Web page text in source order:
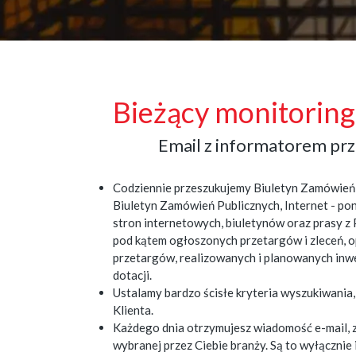
Bieżący
Email z informatorem
Codziennie przeszukujemy Biuletyn
Biuletyn Zamówień Publicznych, Internet -
stron internetowych, biuletynów oraz prasy z
pod kątem ogłoszonych przetargów i zleceń,
przetargów, realizowanych i planowanych
dotacji.
Ustalamy bardzo ścisłe kryteria
Klienta.
Każdego dnia otrzymujesz wiadomość e-mail,
wybranej przez Ciebie branży. Są to